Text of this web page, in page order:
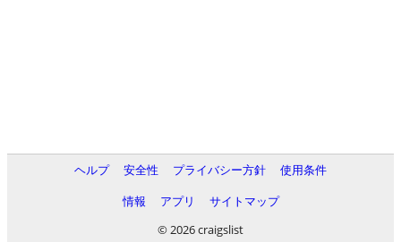
ヘルプ 安全性 プライバシー方針
使用条件
情報
アプリ
サイトマップ
© 2026 craigslist